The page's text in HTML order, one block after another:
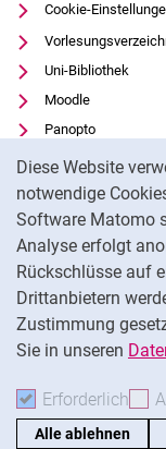
Diese Website
notwendige
Software Matomo
Analyse erfolgt
Rückschlüsse auf
Drittanbietern
Zustimmung
Sie in unseren
Erforderlich
Alle ablehnen
Cookie-
Uni-Bibliothek
Moodle
Panopto
Datenschutz
Barrierefreiheit
Transparenter KI-
Impressum
Externer Link:
Facebook(öffnet
Externer Link:
Instagram (öffnet